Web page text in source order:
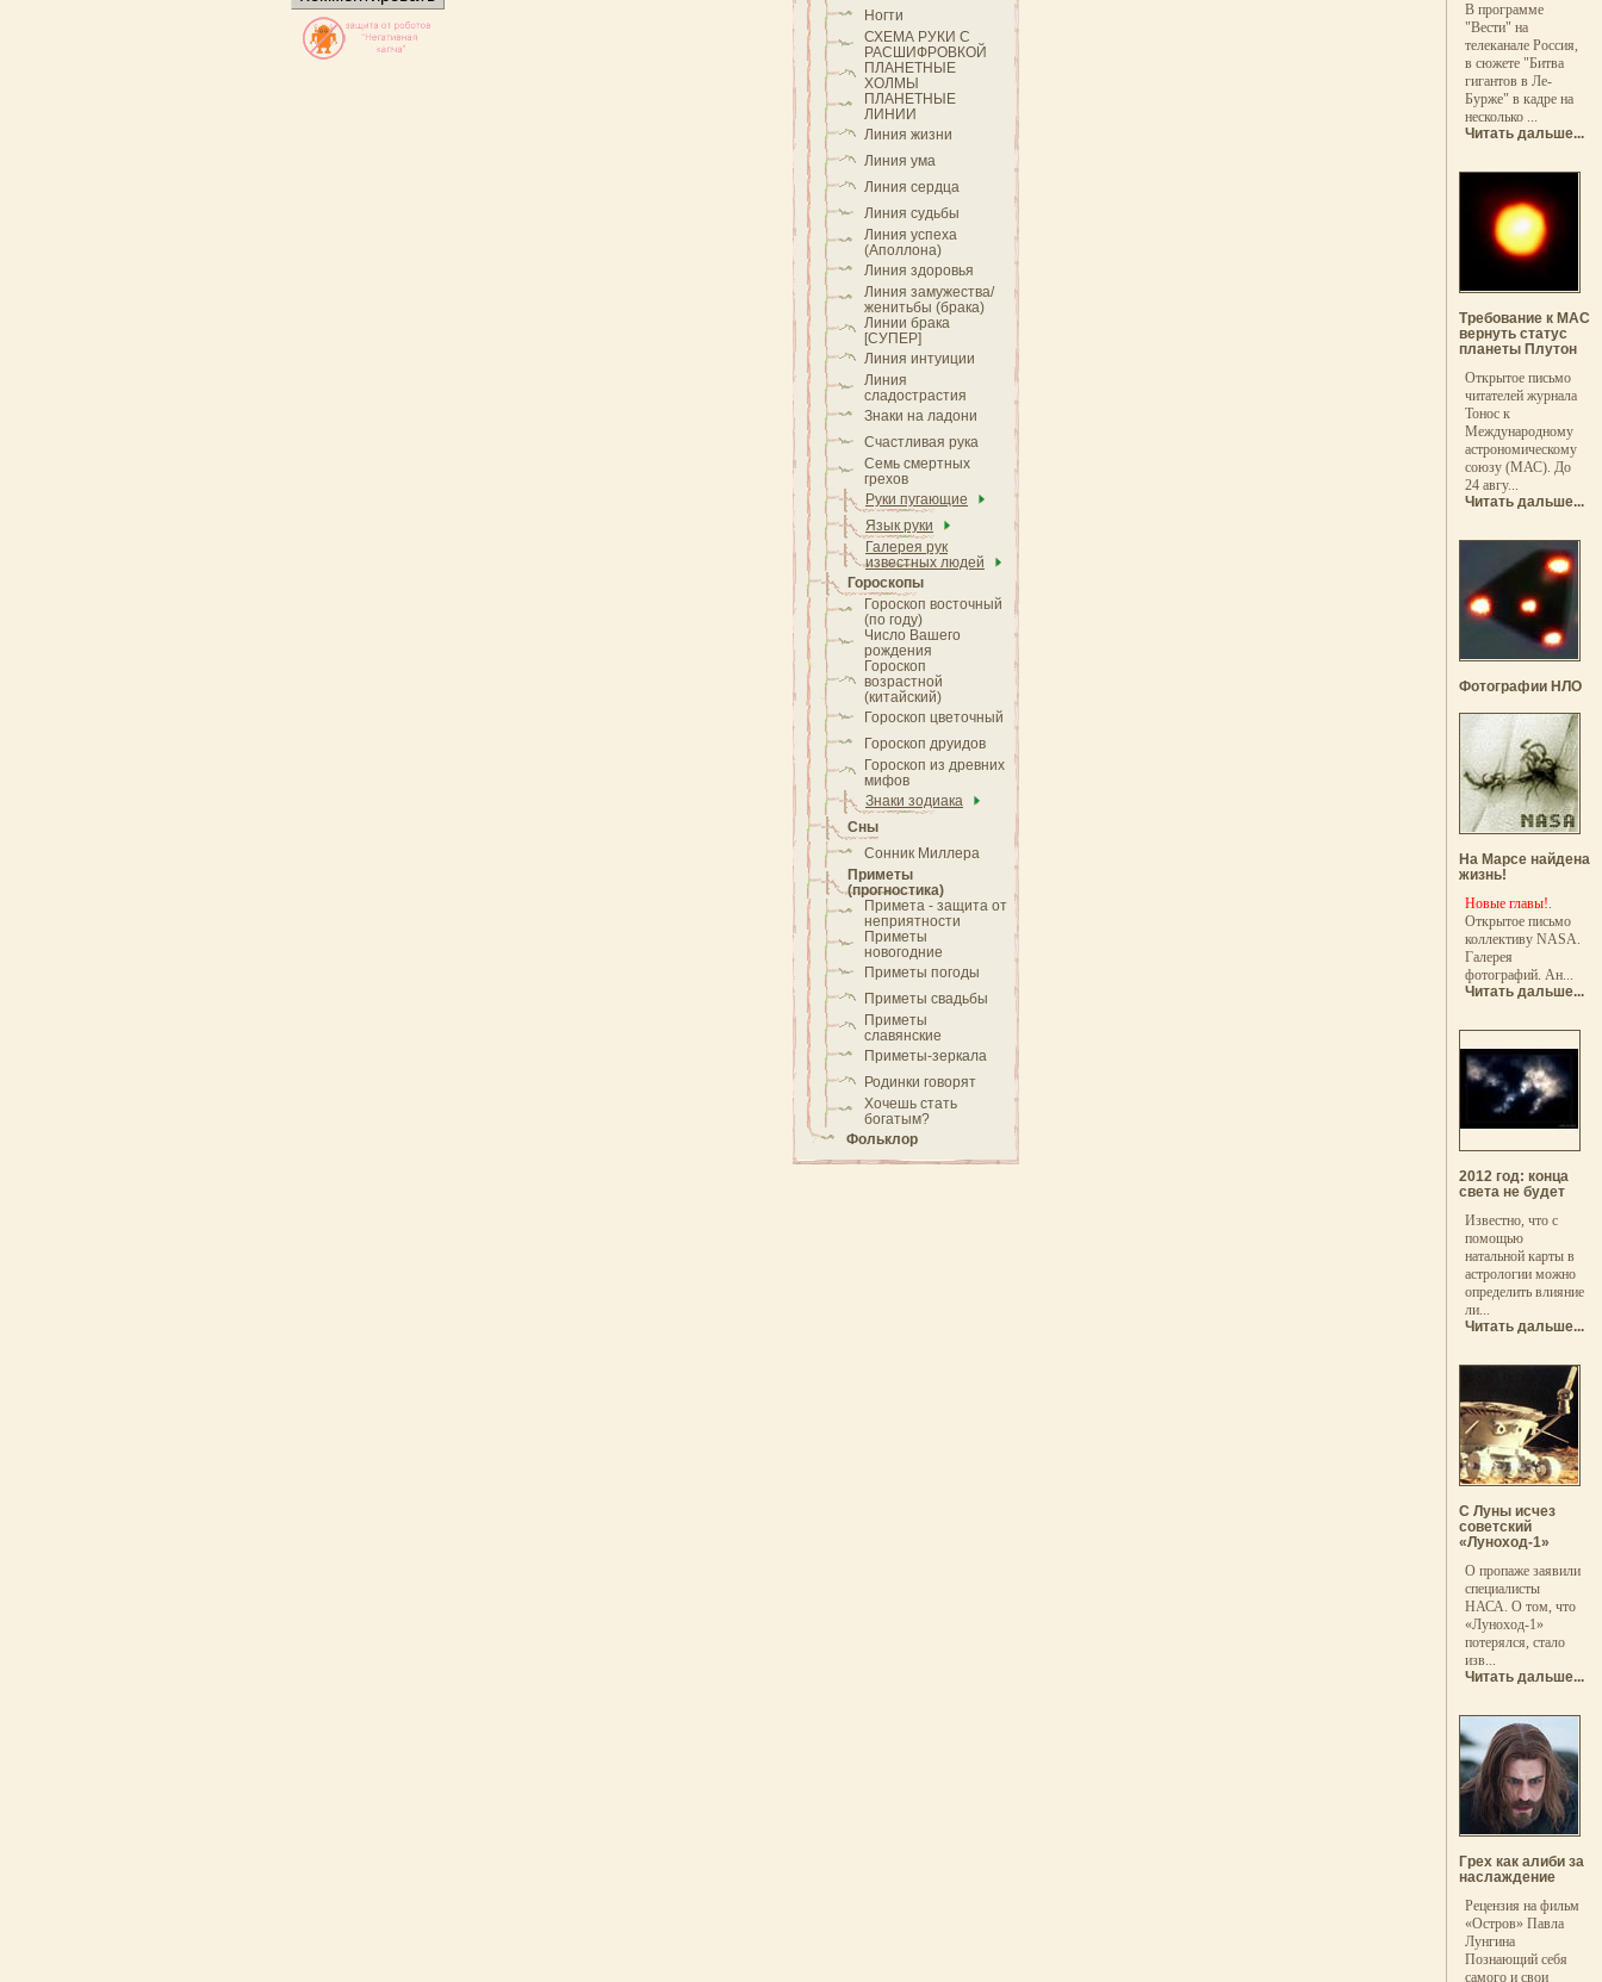
Ногти
СХЕМА РУКИ С
РАСШИФРОВКОЙ
ПЛАНЕТНЫЕ
ХОЛМЫ
ПЛАНЕТНЫЕ
ЛИНИИ
Линия жизни
Линия ума
Линия сердца
Линия судьбы
Линия успеха
(Аполлона)
Линия здоровья
Линия замужества/
женитьбы (брака)
Линии брака
[СУПЕР]
Линия интуиции
Линия
сладострастия
Знаки на ладони
Счастливая рука
Семь смертных
грехов
Руки пугающие
Язык руки
Галерея рук
известных людей
Гороскопы
Гороскоп восточный
(по году)
Число Вашего
рождения
Гороскоп
возрастной
(китайский)
Гороскоп цветочный
Гороскоп друидов
Гороскоп из древних
мифов
Знаки зодиака
Сны
Сонник Миллера
Приметы
(прогностика)
Примета - защита от
неприятности
Приметы
новогодние
Приметы погоды
Приметы свадьбы
Приметы
славянские
Приметы-зеркала
Родинки говорят
Хочешь стать
богатым?
Фольклор
В программе
"Вести" на
телеканале Россия,
в сюжете "Битва
гигантов в Ле-
Бурже" в кадре на
несколько ...
Читать дальше...
Требование к МАС
вернуть статус
планеты Плутон
Открытое письмо
читателей журнала
Тонос к
Международному
астрономическому
союзу (МАС). До
24 авгу...
Читать дальше...
Фотографии НЛО
На Марсе найдена
жизнь!
Новые главы!.
Открытое письмо
коллективу NASA.
Галерея
фотографий. Ан...
Читать дальше...
2012 год: конца
света не будет
Известно, что с
помощью
натальной карты в
астрологии можно
определить влияние
ли...
Читать дальше...
С Луны исчез
советский
«Луноход-1»
О пропаже заявили
специалисты
НАСА. О том, что
«Луноход-1»
потерялся, стало
изв...
Читать дальше...
Грех как алиби за
наслаждение
Рецензия на фильм
«Остров» Павла
Лунгина
Познающий себя
самого и свои